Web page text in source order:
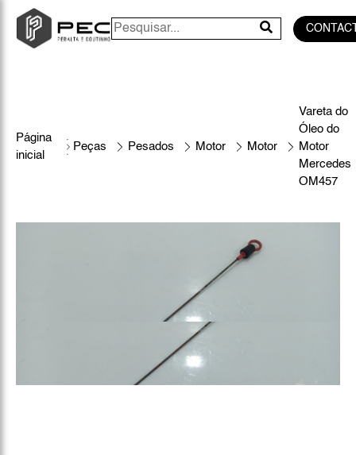
Página
inicial
Peças Pesados Motor Motor
Vareta do
Óleo do
Motor
Mercedes
OM457